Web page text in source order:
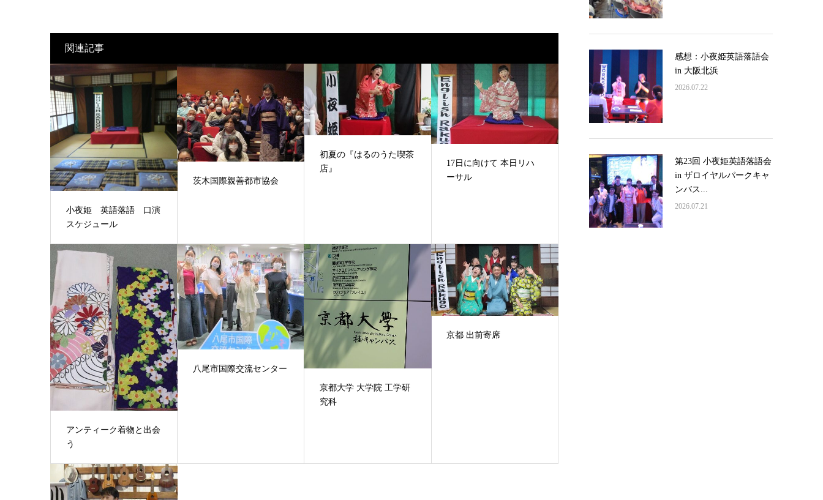
関連記事
小夜姫 英語落語 口演
スケジュール
茨木国際親善都市協会
初夏の『はるのうた喫茶
店』
17日に向けて 本日リハ
ーサル
アンティーク着物と出会
う
八尾市国際交流センター
京都大学 大学院 工学研
究科
京都 出前寄席
感想：小夜姫英語落語会
in 大阪北浜
2026.07.22
第23回 小夜姫英語落語会
in ザロイヤルパークキャ
ンバス...
2026.07.21